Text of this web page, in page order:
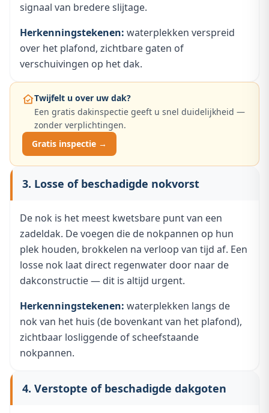
signaal van bredere slijtage.
Herkenningstekenen: waterplekken verspreid
over het plafond, zichtbare gaten of
verschuivingen op het dak.
Twijfelt u over uw dak?
Een gratis dakinspectie geeft u snel duidelijkheid —
zonder verplichtingen.
Gratis inspectie →
3. Losse of beschadigde nokvorst
De nok is het meest kwetsbare punt van een
zadeldak. De voegen die de nokpannen op hun
plek houden, brokkelen na verloop van tijd af. Een
losse nok laat direct regenwater door naar de
dakconstructie — dit is altijd urgent.
Herkenningstekenen: waterplekken langs de
nok van het huis (de bovenkant van het plafond),
zichtbaar losliggende of scheefstaande
nokpannen.
4. Verstopte of beschadigde dakgoten